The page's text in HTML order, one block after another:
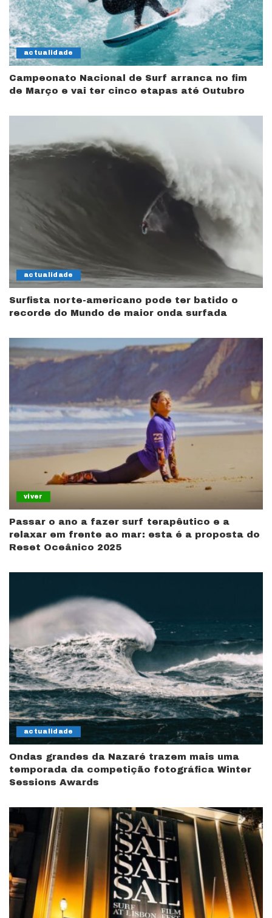
actualidade
Campeonato Nacional de Surf arranca no fim
de Março e vai ter cinco etapas até Outubro
actualidade
Surfista norte-americano pode ter batido o
recorde do Mundo de maior onda surfada
viver
Passar o ano a fazer surf terapêutico e a
relaxar em frente ao mar: esta é a proposta do
Reset Oceânico 2025
actualidade
Ondas grandes da Nazaré trazem mais uma
temporada da competição fotográfica Winter
Sessions Awards